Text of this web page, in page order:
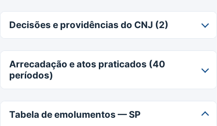
Decisões e providências do CNJ (2)
Arrecadação e atos praticados (40
períodos)
Tabela de emolumentos — SP